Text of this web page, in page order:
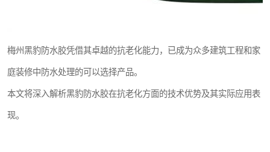
梅州黑豹防水胶凭借其卓越的抗老化能力，已成为众多建筑工程和家
庭装修中防水处理的可以选择产品。
本文将深入解析黑豹防水胶在抗老化方面的技术优势及其实际应用表
现。